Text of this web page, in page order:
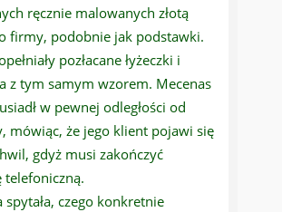
ręcznie malowanych złotą
firmy, podobnie jak podstawki.
pozłacane łyżeczki i
z tym samym wzorem. Mecenas
w pewnej odległości od
mówiąc, że jego klient pojawi się
gdyż musi zakończyć
telefoniczną.
spytała, czego konkretnie